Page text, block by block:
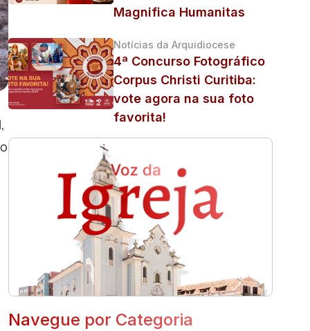
Magnifica Humanitas
Notícias da Arquidiocese
4ª Concurso Fotográfico
Corpus Christi Curitiba:
vote agora na sua foto
favorita!
Navegue por Categoria